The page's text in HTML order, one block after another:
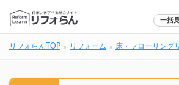
一括
リフォらんTOP リフォーム 床・フローリング